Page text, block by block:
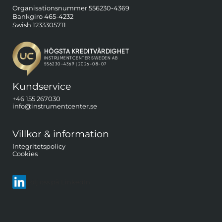
Organisationsnummer 556230-4369
Bankgiro 465-4232
Swish 1233305711
Kundservice
+46 155 267030
info@instrumentcenter.se
Villkor & information
Integritetspolicy
Cookies